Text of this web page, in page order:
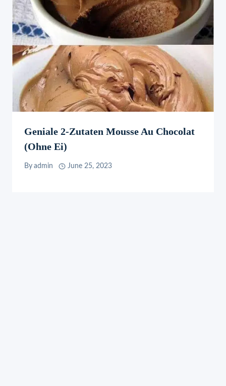
Geniale 2-Zutaten Mousse Au Chocolat
(ohne Ei)
By admin June 25, 2023